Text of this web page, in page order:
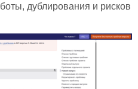
дублирования и рисков